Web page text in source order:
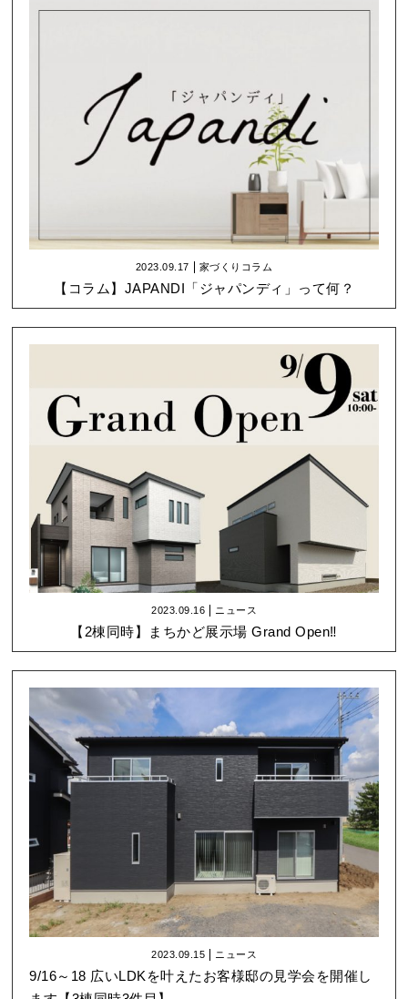
2023.09.17 家づくりコラム
【コラム】JAPANDI「ジャパンディ」って何？
2023.09.16 ニュース
【2棟同時】まちかど展示場 Grand Open‼
2023.09.15 ニュース
9/16～18 広いLDKを叶えたお客様邸の見学会を開催し